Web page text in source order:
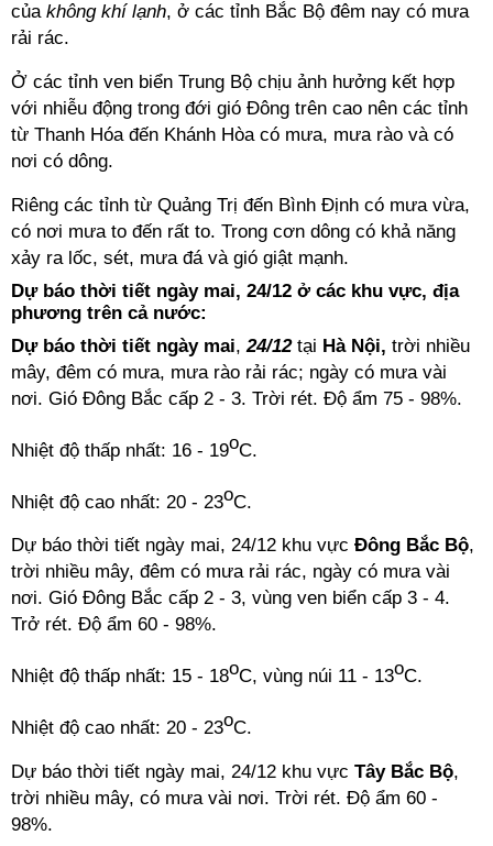
của không khí lạnh, ở các tỉnh Bắc Bộ đêm nay có mưa
rải rác.
Ở các tỉnh ven biển Trung Bộ chịu ảnh hưởng kết hợp
với nhiễu động trong đới gió Đông trên cao nên các tỉnh
từ Thanh Hóa đến Khánh Hòa có mưa, mưa rào và có
nơi có dông.
Riêng các tỉnh từ Quảng Trị đến Bình Định có mưa vừa,
có nơi mưa to đến rất to. Trong cơn dông có khả năng
xảy ra lốc, sét, mưa đá và gió giật mạnh.
Dự báo thời tiết ngày mai, 24/12 ở các khu vực, địa
phương trên cả nước:
Dự báo thời tiết ngày mai,24/12tại Hà Nội, trời nhiều
mây, đêm có mưa, mưa rào rải rác; ngày có mưa vài
nơi. Gió Đông Bắc cấp 2 - 3. Trời rét. Độ ẩm 75 - 98%.
Nhiệt độ thấp nhất: 16 - 19oC.
Nhiệt độ cao nhất: 20 - 23oC.
Dự báo thời tiết ngày mai, 24/12 khu vực Đông Bắc Bộ,
trời nhiều mây, đêm có mưa rải rác, ngày có mưa vài
nơi. Gió Đông Bắc cấp 2 - 3, vùng ven biển cấp 3 - 4.
Trở rét. Độ ẩm 60 - 98%.
Nhiệt độ thấp nhất: 15 - 18oC, vùng núi 11 - 13oC.
Nhiệt độ cao nhất: 20 - 23oC.
Dự báo thời tiết ngày mai, 24/12 khu vực Tây Bắc Bộ,
trời nhiều mây, có mưa vài nơi. Trời rét. Độ ẩm 60 -
98%.